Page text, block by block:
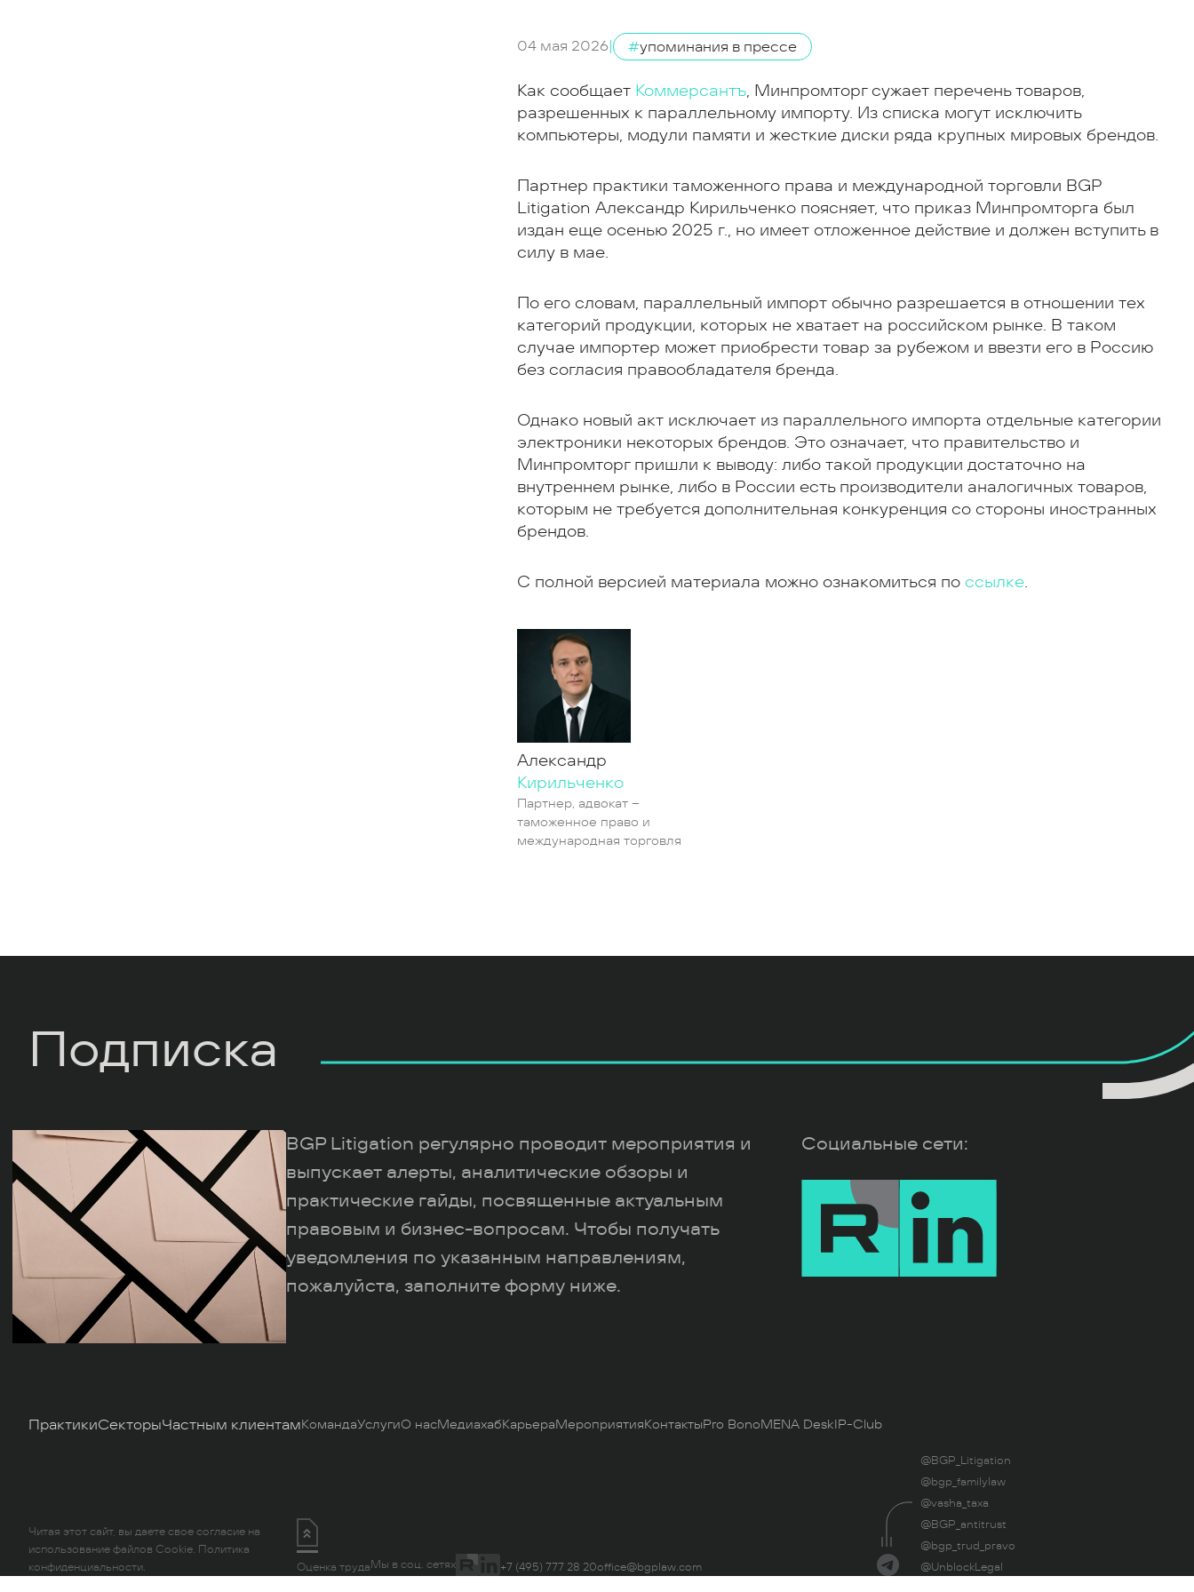
04 мая 2026| #упоминания в прессе
Как сообщает Коммерсантъ, Минпромторг сужает перечень товаров,
разрешенных к параллельному импорту. Из списка могут исключить
компьютеры, модули памяти и жесткие диски ряда крупных мировых брендов.
Партнер практики таможенного права и международной торговли BGP
Litigation Александр Кирильченко поясняет, что приказ Минпромторга был
издан еще осенью 2025 г., но имеет отложенное действие и должен вступить в
силу в мае.
По его словам, параллельный импорт обычно разрешается в отношении тех
категорий продукции, которых не хватает на российском рынке. В таком
случае импортер может приобрести товар за рубежом и ввезти его в Россию
без согласия правообладателя бренда.
Однако новый акт исключает из параллельного импорта отдельные категории
электроники некоторых брендов. Это означает, что правительство и
Минпромторг пришли к выводу: либо такой продукции достаточно на
внутреннем рынке, либо в России есть производители аналогичных товаров,
которым не требуется дополнительная конкуренция со стороны иностранных
брендов.
С полной версией материала можно ознакомиться по ссылке.
Александр
Кирильченко
Партнер, адвокат –
таможенное право и
международная торговля
Подписка
BGP Litigation регулярно проводит мероприятия и
выпускает алерты, аналитические обзоры и
практические гайды, посвященные актуальным
правовым и бизнес-вопросам. Чтобы получать
уведомления по указанным направлениям,
пожалуйста, заполните форму ниже.
Социальные сети:
ПрактикиСекторыЧастным клиентамКомандаУслугиО насМедиахабКарьераМероприятияКонтактыPro BonoMENA DeskIP-Club
Читая этот сайт, вы даете свое согласие на
использование файлов Cookie. Политика
конфиденциальности.
Оценка трудаМы в соц. сетях +7 (495) 777 28 20office@bgplaw.com
@BGP_Litigation
@bgp_familylaw
@vasha_taxa
@BGP_antitrust
@bgp_trud_pravo
@UnblockLegal